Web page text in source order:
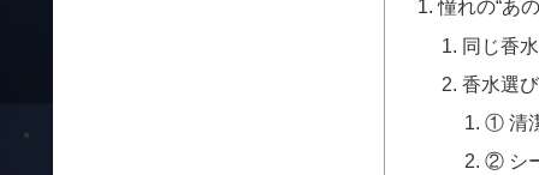
憧れの“あ
同じ香
香水選
① 清
② シ